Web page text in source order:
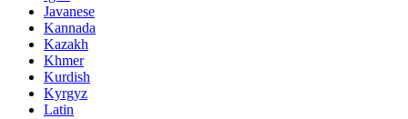
Javanese
Kannada
Kazakh
Khmer
Kurdish
Kyrgyz
Latin